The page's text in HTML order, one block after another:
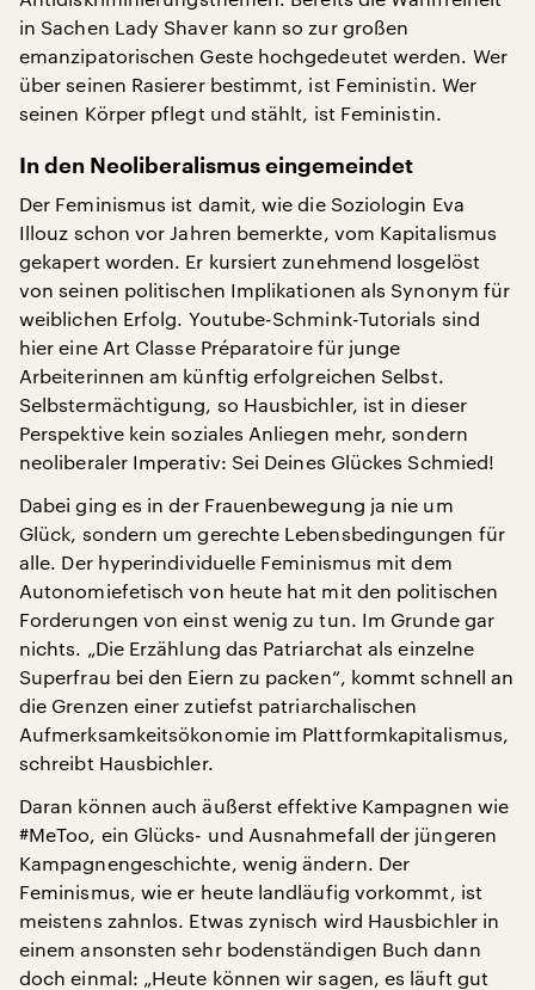
in Sachen Lady Shaver kann so zur großen
emanzipatorischen Geste hochgedeutet werden. Wer
über seinen Rasierer bestimmt, ist Feministin. Wer
seinen Körper pflegt und stählt, ist Feministin.
In den Neoliberalismus eingemeindet
Der Feminismus ist damit, wie die Soziologin Eva
Illouz schon vor Jahren bemerkte, vom Kapitalismus
gekapert worden. Er kursiert zunehmend losgelöst
von seinen politischen Implikationen als Synonym für
weiblichen Erfolg. Youtube-Schmink-Tutorials sind
hier eine Art Classe Préparatoire für junge
Arbeiterinnen am künftig erfolgreichen Selbst.
Selbstermächtigung, so Hausbichler, ist in dieser
Perspektive kein soziales Anliegen mehr, sondern
neoliberaler Imperativ: Sei Deines Glückes Schmied!
Dabei ging es in der Frauenbewegung ja nie um
Glück, sondern um gerechte Lebensbedingungen für
alle. Der hyperindividuelle Feminismus mit dem
Autonomiefetisch von heute hat mit den politischen
Forderungen von einst wenig zu tun. Im Grunde gar
nichts. „Die Erzählung das Patriarchat als einzelne
Superfrau bei den Eiern zu packen“, kommt schnell an
die Grenzen einer zutiefst patriarchalischen
Aufmerksamkeitsökonomie im Plattformkapitalismus,
schreibt Hausbichler.
Daran können auch äußerst effektive Kampagnen wie
#MeToo, ein Glücks- und Ausnahmefall der jüngeren
Kampagnengeschichte, wenig ändern. Der
Feminismus, wie er heute landläufig vorkommt, ist
meistens zahnlos. Etwas zynisch wird Hausbichler in
einem ansonsten sehr bodenständigen Buch dann
doch einmal: „Heute können wir sagen, es läuft gut